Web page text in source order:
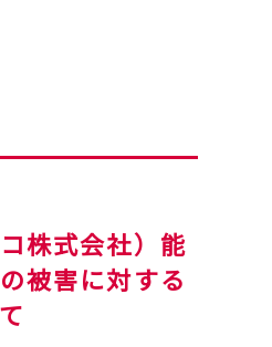
株式会社）能
被害に対する